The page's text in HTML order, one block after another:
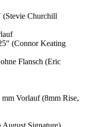
Churchill
(Connor Keating
Flansch (Eric
Vorlauf (8mm Rise,
Signature)